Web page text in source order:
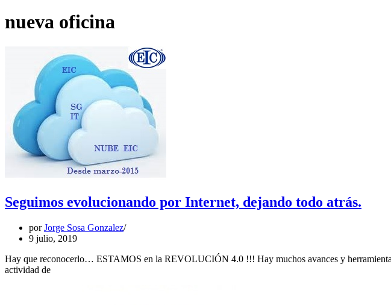
nueva oficina
Seguimos evolucionando por Internet, dejando todo atrás.
porJorge Sosa Gonzalez
9 julio, 2019
Hay que reconocerlo… ESTAMOS en la REVOLUCIÓN 4.0 !!! Hay muchos avances y
actividad deSeguimos